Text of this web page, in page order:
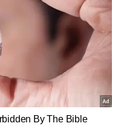
में सिटी टीम को लीड कर रहे हैं। शहरों
और एक्सप्लेनर फॉर्मेट पर उनकी
सक्रिय दिगपाल सिंह को प्रिंट और
है। दोनों प्लेटफॉर्म्स पर काम करते
सेंट्रल डेस्क पर बड़ी खबरों की हैंडलिंग
है। अब तक 30,000 से अधिक खबरें लिख
शहरों की समस्याओं और लोगों से
क्षमता रखते हैं।
और पढ़ें
Newsletter!